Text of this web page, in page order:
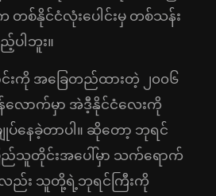
စ်နိုင်ငံလုံးပေါင်းမှ တစ်သန်း
ပါဘူး။
င်းကို အခြေတည်ထားတဲ့ ၂၀၀၆
န်လောက်မှာ အဲဒီ့နိုင်ငံလေးကို
ပ်နေခဲ့တာပါ။ ဆိုတော့ ဘုရင်
ည်သူတိုင်းအပေါ်မှာ သက်ရောက်
လည်း သူတို့ရဲ့ဘုရင်ကြီးကို